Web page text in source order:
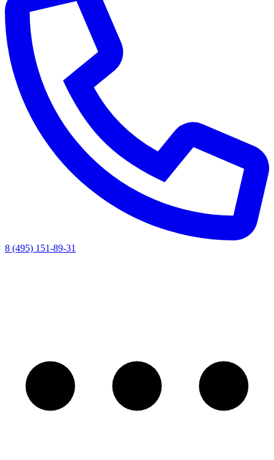
8 (495) 151-89-31